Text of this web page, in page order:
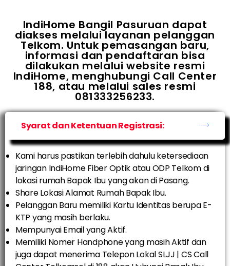
IndiHome Bangil Pasuruan dapat
diakses melalui layanan pelanggan
Telkom. Untuk pemasangan baru,
informasi dan pendaftaran bisa
dilakukan melalui website resmi
IndiHome, menghubungi Call Center
188, atau melalui sales resmi
081333256233.
Syarat dan Ketentuan Registrasi:
Kami harus pastikan terlebih dahulu ketersediaan
jaringan IndiHome Fiber Optik atau ODP Telkom di
lokasi rumah Bapak Ibu yang akan di Pasang.
Share Lokasi Alamat Rumah Bapak Ibu.
Pelanggan Baru memiliki Kartu Identitas berupa E-
KTP yang masih berlaku.
Mempunyai Email yang Aktif.
Memiliki Nomer Handphone yang masih Aktif dan
juga dapat menerima Telepon Lokal SLJJ | CS Call